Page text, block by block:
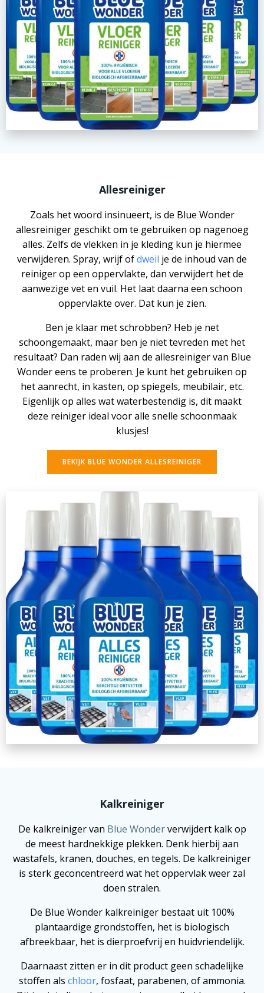
Allesreiniger
Zoals het woord insinueert, is de Blue Wonder
allesreiniger geschikt om te gebruiken op nagenoeg
alles. Zelfs de vlekken in je kleding kun je hiermee
verwijderen. Spray, wrijf ofdweil je de inhoud van de
reiniger op een oppervlakte, dan verwijdert het de
aanwezige vet en vuil. Het laat daarna een schoon
oppervlakte over. Dat kun je zien.
Ben je klaar met schrobben? Heb je net
schoongemaakt, maar ben je niet tevreden met het
resultaat? Dan raden wij aan de allesreiniger van Blue
Wonder eens te proberen. Je kunt het gebruiken op
het aanrecht, in kasten, op spiegels, meubilair, etc.
Eigenlijk op alles wat waterbestendig is, dit maakt
deze reiniger ideal voor alle snelle schoonmaak
klusjes!
BEKIJK BLUE WONDER ALLESREINIGER
Kalkreiniger
De kalkreiniger van Blue Wonderverwijdert kalk op
de meest hardnekkige plekken. Denk hierbij aan
wastafels, kranen, douches, en tegels. De kalkreiniger
is sterk geconcentreerd wat het oppervlak weer zal
doen stralen.
De Blue Wonder kalkreiniger bestaat uit 100%
plantaardige grondstoffen, het is biologisch
afbreekbaar, het is dierproefvrij en huidvriendelijk.
Daarnaast zitten er in dit product geen schadelijke
stoffen als chloor, fosfaat, parabenen, of ammonia.